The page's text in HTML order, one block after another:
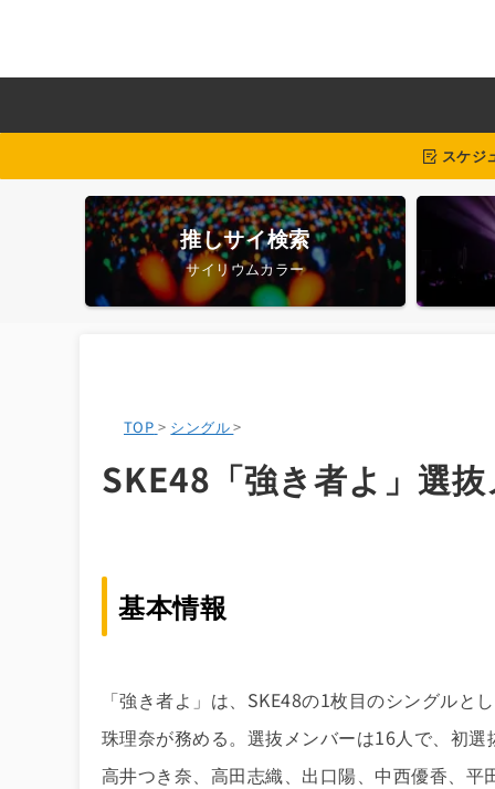
スケジ
推しサイ検索
サイリウムカラー
TOP > シングル>
SKE48「強き者よ」選
基本情報
「強き者よ」は、SKE48の1枚目のシングル
珠理奈が務める。選抜メンバーは16人で、初
高井つき奈、高田志織、出口陽、中西優香、